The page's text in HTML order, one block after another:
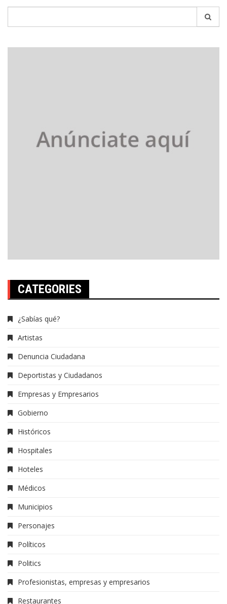
CATEGORIES
¿Sabías qué?
Artistas
Denuncia Ciudadana
Deportistas y Ciudadanos
Empresas y Empresarios
Gobierno
Históricos
Hospitales
Hoteles
Médicos
Municipios
Personajes
Políticos
Politics
Profesionistas, empresas y empresarios
Restaurantes